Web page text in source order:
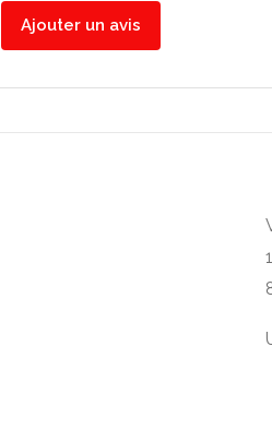
Ajouter un avis